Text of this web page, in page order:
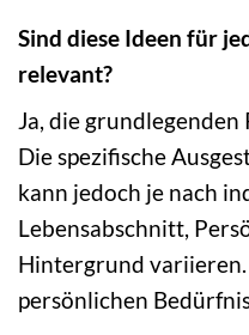
Sind diese Ideen für
relevant?
Ja, die
Die spezifische
kann jedoch je nach
Lebensabschnitt,
Hintergrund variieren.
persönlichen